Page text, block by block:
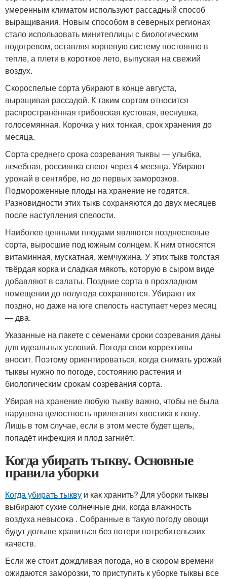
умеренным климатом используют рассадный способ
выращивания. Новым способом в северных регионах
стало использовать минитеплицы с биологическим
подогревом, оставляя корневую систему постоянно в
тепле, а плети в короткое лето, выпуская на свежий
воздух.
Скороспелые сорта убирают в конце августа,
выращивая рассадой. К таким сортам относится
распространённая грибовская кустовая, веснушка,
голосемянная. Корочка у них тонкая, срок хранения до
месяца.
Сорта среднего срока созревания тыквы — улыбка,
лечебная, россиянка спеют через 4 месяца. Убирают
урожай в сентябре, но до первых заморозков.
Подмороженные плоды на хранение не годятся.
Разновидности этих тыкв сохраняются до двух месяцев
после наступления спелости.
Наиболее ценными плодами являются позднеспелые
сорта, выросшие под южным солнцем. К ним относятся
витаминная, мускатная, жемчужина. У этих тыкв толстая
твёрдая корка и сладкая мякоть, которую в сыром виде
добавляют в салаты. Поздние сорта в прохладном
помещении до полугода сохраняются. Убирают их
поздно, но даже на юге спелость наступает через месяц
— два.
Указанные на пакете с семенами сроки созревания даны
для идеальных условий. Погода свои коррективы
вносит. Поэтому ориентироваться, когда снимать урожай
тыквы нужно по погоде, состоянию растения и
биологическим срокам созревания сорта.
Убирая на хранение любую тыкву важно, чтобы не была
нарушена целостность прилегания хвостика к лону.
Лишь в том случае, если в этом месте будет щель,
попадёт инфекция и плод загниёт.
Когда убирать тыкву. Основные
правила уборки
Когда убирать тыкву и как хранить? Для уборки тыквы
выбирают сухие солнечные дни, когда влажность
воздуха невысока . Собранные в такую погоду овощи
будут дольше храниться без потери потребительских
качеств.
Если же стоит дождливая погода, но в скором времени
ожидаются заморозки, то приступить к уборке тыквы все